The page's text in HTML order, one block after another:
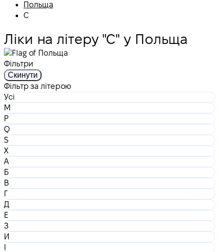
Польща
С
Ліки на літеру "С" у Польща
Фільтри
Скинути
Фільтр за літерою
Усі
M
P
Q
S
X
А
Б
В
Г
Д
Е
З
И
І